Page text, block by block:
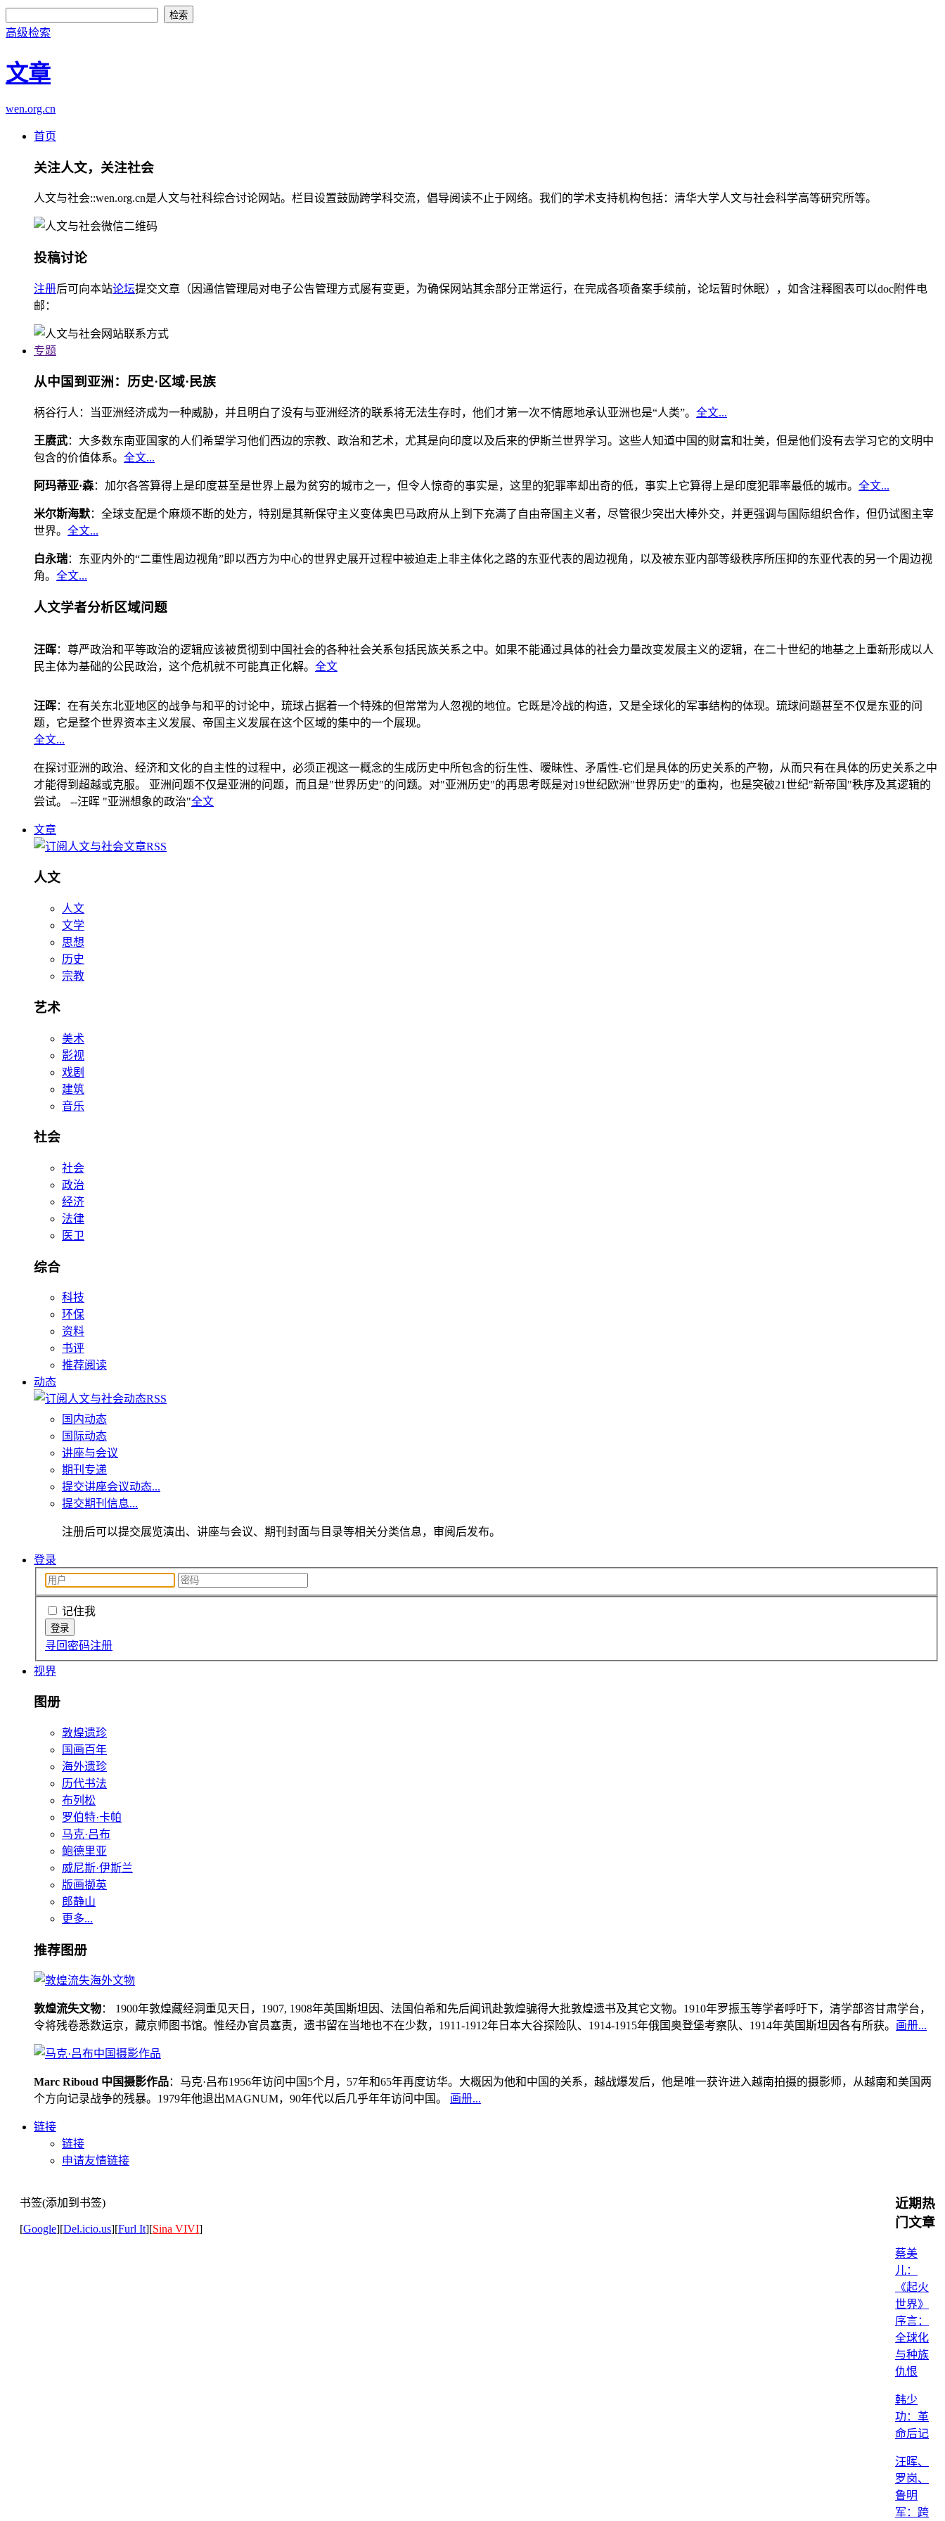
高级检索
文章
wen.org.cn
首页
关注人文，关注社会
人文与社会::wen.org.cn是人文与社科综合讨论网站。栏目设置鼓励跨学科交流，倡导阅读不止于网络。我们的学术支持机构包括：清华大学人文与社会科学高等研究所等。
投稿讨论
注册后可向本站论坛提交文章（因通信管理局对电子公告管理方式屡有变更，为确保网站其余部分正常运行，在完成各项备案手续前，论坛暂时休眠），如含注释图表可以doc附件电
邮：
专题
从中国到亚洲：历史·区域·民族
柄谷行人：当亚洲经济成为一种威胁，并且明白了没有与亚洲经济的联系将无法生存时，他们才第一次不情愿地承认亚洲也是“人类”。 全文...
王赓武：大多数东南亚国家的人们希望学习他们西边的宗教、政治和艺术，尤其是向印度以及后来的伊斯兰世界学习。这些人知道中国的财富和壮美，但是他们没有去学习它的文明中
包含的价值体系。 全文...
阿玛蒂亚·森：加尔各答算得上是印度甚至是世界上最为贫穷的城市之一，但令人惊奇的事实是，这里的犯罪率却出奇的低，事实上它算得上是印度犯罪率最低的城市。 全文...
米尔斯海默：全球支配是个麻烦不断的处方，特别是其新保守主义变体奥巴马政府从上到下充满了自由帝国主义者，尽管很少突出大棒外交，并更强调与国际组织合作，但仍试图主宰
世界。 全文...
白永瑞：东亚内外的“二重性周边视角”即以西方为中心的世界史展开过程中被迫走上非主体化之路的东亚代表的周边视角，以及被东亚内部等级秩序所压抑的东亚代表的另一个周边视
角。 全文...
人文学者分析区域问题
汪晖：尊严政治和平等政治的逻辑应该被贯彻到中国社会的各种社会关系包括民族关系之中。如果不能通过具体的社会力量改变发展主义的逻辑，在二十世纪的地基之上重新形成以人
民主体为基础的公民政治，这个危机就不可能真正化解。 全文
汪晖：在有关东北亚地区的战争与和平的讨论中，琉球占据着一个特殊的但常常为人忽视的地位。它既是冷战的构造，又是全球化的军事结构的体现。琉球问题甚至不仅是东亚的问
题，它是整个世界资本主义发展、帝国主义发展在这个区域的集中的一个展现。
全文...
在探讨亚洲的政治、经济和文化的自主性的过程中，必须正视这一概念的生成历史中所包含的衍生性、暧昧性、矛盾性-它们是具体的历史关系的产物，从而只有在具体的历史关系之中
才能得到超越或克服。 亚洲问题不仅是亚洲的问题，而且是"世界历史"的问题。对"亚洲历史"的再思考既是对19世纪欧洲"世界历史"的重构，也是突破21世纪"新帝国"秩序及其逻辑的
尝试。 --汪晖 "亚洲想象的政治"全文
文章
人文
人文
文学
思想
历史
宗教
艺术
美术
影视
戏剧
建筑
音乐
社会
社会
政治
经济
法律
医卫
综合
科技
环保
资料
书评
推荐阅读
动态
国内动态
国际动态
讲座与会议
期刊专递
提交讲座会议动态...
提交期刊信息...
注册后可以提交展览演出、讲座与会议、期刊封面与目录等相关分类信息，审阅后发布。
登录
记住我
寻回密码注册
视界
图册
敦煌遗珍
国画百年
海外遗珍
历代书法
布列松
罗伯特·卡帕
马克·吕布
鲍德里亚
威尼斯·伊斯兰
版画撷英
郎静山
更多...
推荐图册
敦煌流失文物： 1900年敦煌藏经洞重见天日，1907, 1908年英国斯坦因、法国伯希和先后闻讯赴敦煌骗得大批敦煌遗书及其它文物。1910年罗振玉等学者呼吁下，清学部咨甘肃学台，
令将残卷悉数运京，藏京师图书馆。惟经办官员塞责，遗书留在当地也不在少数，1911-1912年日本大谷探险队、1914-1915年俄国奥登堡考察队、1914年英国斯坦因各有所获。 画册...
Marc Riboud 中国摄影作品：马克·吕布1956年访问中国5个月，57年和65年再度访华。大概因为他和中国的关系，越战爆发后，他是唯一获许进入越南拍摄的摄影师，从越南和美国两
个方向记录战争的残暴。1979年他退出MAGNUM，90年代以后几乎年年访问中国。 画册...
链接
链接
申请友情链接
书签(添加到书签)
[Google][Del.icio.us][Furl It][Sina VIVI]
近期热
门文章
蔡美
儿：
《起火
世界》
序言：
全球化
与种族
仇恨
韩少
功：革
命后记
汪晖、
罗岗、
鲁明
军：跨